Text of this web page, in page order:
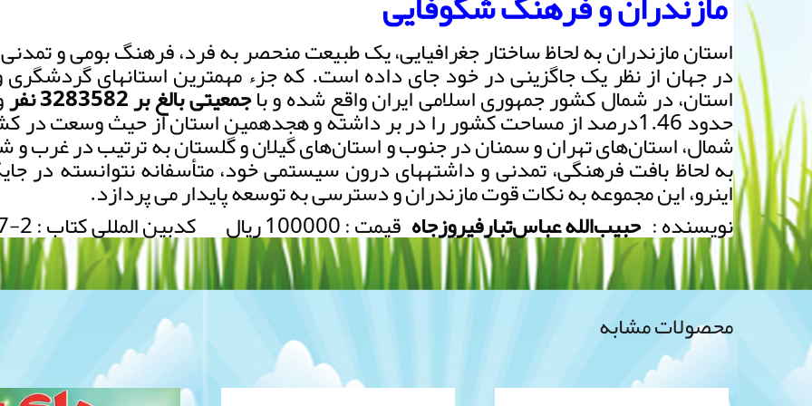
استان مازندران به لحاظ ساختار جغرافیایی، یک طبیعت منحصر به فرد، فرهنگ بومی و
در جهان از نظر یک جاگزینی در خود جای داده است. که جزء مهمترین استانهای
استان، در شمال کشور جمهوری اسلامی ایران واقع شده و باجمعیتی بالغ بر 3283582 نفر
حدود 1.46درصد از مساحت کشور را در بر داشته و هجدهمین استان از حیث وسعت
شمال، استان‌های تهران و سمنان در جنوب و استان‌های گیلان و گلستان به ترتیب در غرب و
به لحاظ بافت فرهنگی، تمدنی و داشته­های درون­ سیستمی خود، متأسفانه نتوانسته در
اینرو، این مجموعه به نکات قوت مازندران و دسترسی به توسعه پایدار می پردازد.
نویسنده : حبیب‌الله‌ عباس‌تبارفیروزجاه قیمت : 100000 ریال کدبین المللی کتاب : ISBN-978-600-8640-17-2
محصولات مشابه